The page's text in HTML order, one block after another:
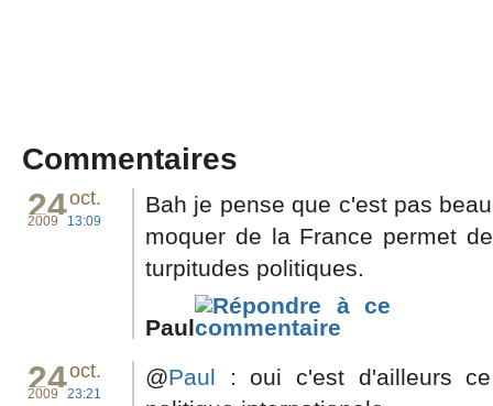
Commentaires
24oct.
2009 13:09
Bah je pense que c'est pas
moquer de la France permet
turpitudes politiques.
Paul
24oct.
2009 23:21
@Paul : oui c'est d'ailleurs